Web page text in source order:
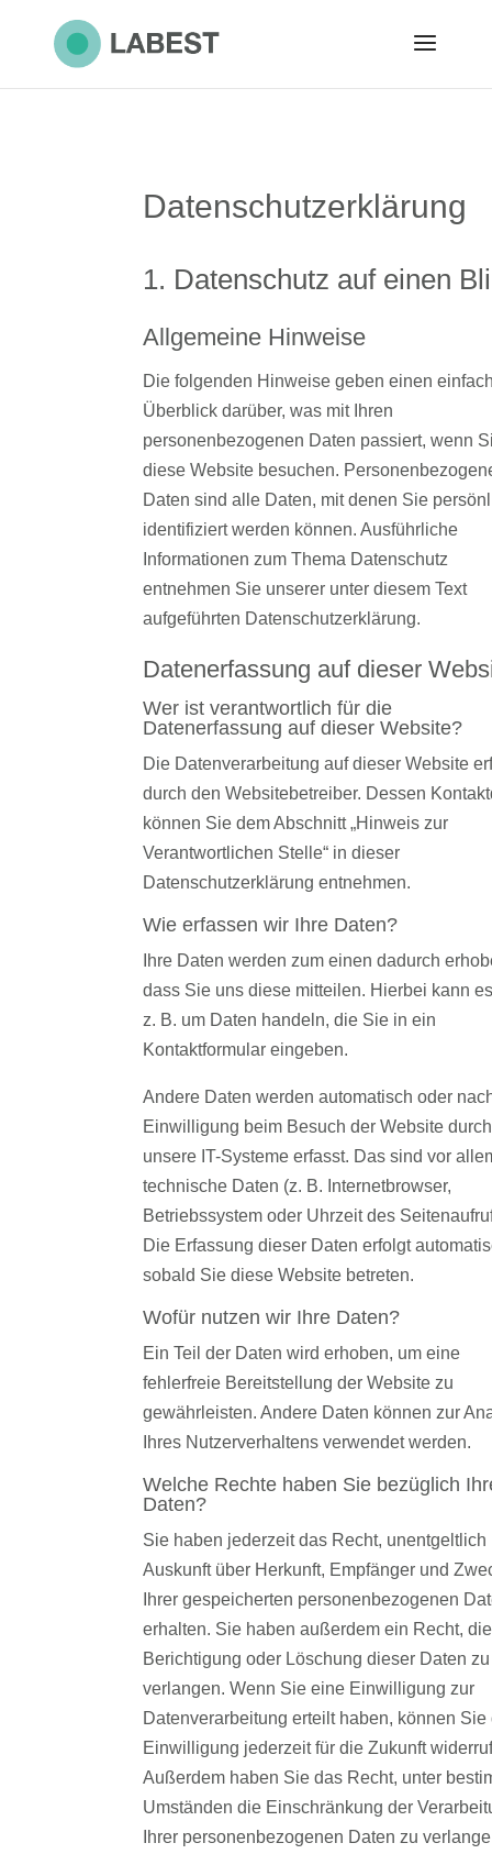
Datenschutz­erklärung
1. Datenschutz auf einen
Allgemeine Hinweise
Die folgenden Hinweise geben einen
Überblick darüber, was mit Ihren
personenbezogenen Daten passiert, wenn
diese Website besuchen.
Daten sind alle Daten, mit denen Sie
identifiziert werden können. Ausführliche
Informationen zum Thema Datenschutz
entnehmen Sie unserer unter diesem Text
aufgeführten Datenschutzerklärung.
Datenerfassung auf dieser
Wer ist verantwortlich für die
Datenerfassung auf dieser Website?
Die Datenverarbeitung auf dieser Website
durch den Websitebetreiber. Dessen
können Sie dem Abschnitt „Hinweis zur
Verantwortlichen Stelle“ in dieser
Datenschutzerklärung entnehmen.
Wie erfassen wir Ihre Daten?
Ihre Daten werden zum einen dadurch
dass Sie uns diese mitteilen. Hierbei kann
z. B. um Daten handeln, die Sie in ein
Kontaktformular eingeben.
Andere Daten werden automatisch oder
Einwilligung beim Besuch der Website durch
unsere IT-Systeme erfasst. Das sind vor
technische Daten (z. B. Internetbrowser,
Betriebssystem oder Uhrzeit des
Die Erfassung dieser Daten erfolgt
sobald Sie diese Website betreten.
Wofür nutzen wir Ihre Daten?
Ein Teil der Daten wird erhoben, um eine
fehlerfreie Bereitstellung der Website zu
gewährleisten. Andere Daten können zur
Ihres Nutzerverhaltens verwendet werden.
Welche Rechte haben Sie bezüglich
Daten?
Sie haben jederzeit das Recht, unentgeltlich
Auskunft über Herkunft, Empfänger und
Ihrer gespeicherten personenbezogenen
erhalten. Sie haben außerdem ein Recht, die
Berichtigung oder Löschung dieser Daten zu
verlangen. Wenn Sie eine Einwilligung zur
Datenverarbeitung erteilt haben, können Sie
Einwilligung jederzeit für die Zukunft
Außerdem haben Sie das Recht, unter
Umständen die Einschränkung der
Ihrer personenbezogenen Daten zu